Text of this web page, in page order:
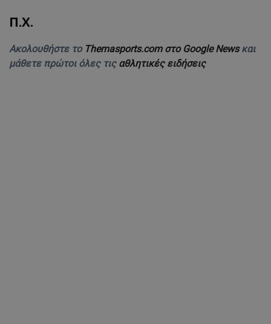
Π.Χ.
Ακολουθήστε το Themasports.com στο Google Newsκαι
μάθετε πρώτοι όλες τις αθλητικές ειδήσεις